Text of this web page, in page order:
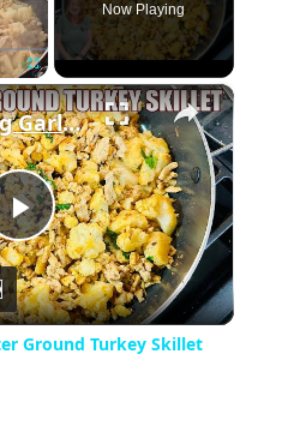
Fullscreen
Now Playing
×
Play
Video
It's Amazing Garlic Butter Ground Turkey Skillet Meal
Ground Turkey Skillet